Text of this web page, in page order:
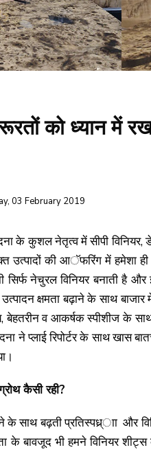
को ध्यान में
03 February 2019
के कुशल नेतृत्व में सीपी विनियर,
उत्पादों की आॅफरिंग में हमेशा
नेचुरल विनियर बनाती है
क्षमता बढ़ाने के साथ
बेहतरीन व आकर्षक स्पीशीज के
ने प्लाई रिपोर्टर के साथ खास
कैसी रही?
के साथ बढ़ती प्रतिस्पध्र्ाा और
के बावजूद भी हमने विनियर